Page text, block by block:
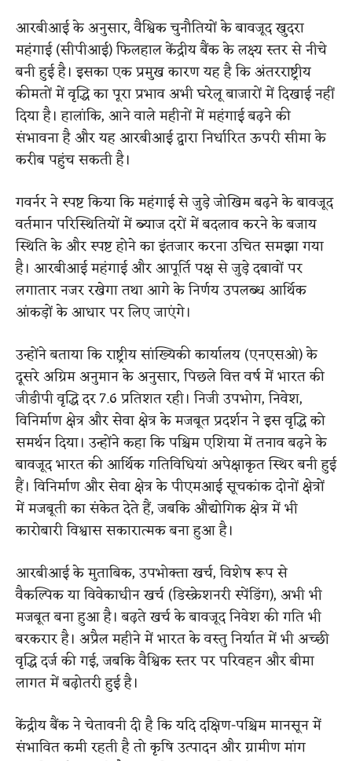
आरबीआई के अनुसार, वैश्विक चुनौतियों के बावजूद खुदरा
महंगाई (सीपीआई) फिलहाल केंद्रीय बैंक के लक्ष्य स्तर से नीचे
बनी हुई है। इसका एक प्रमुख कारण यह है कि अंतरराष्ट्रीय
कीमतों में वृद्धि का पूरा प्रभाव अभी घरेलू बाजारों में दिखाई नहीं
दिया है। हालांकि, आने वाले महीनों में महंगाई बढ़ने की
संभावना है और यह आरबीआई द्वारा निर्धारित ऊपरी सीमा के
करीब पहुंच सकती है।
गवर्नर ने स्पष्ट किया कि महंगाई से जुड़े जोखिम बढ़ने के बावजूद
वर्तमान परिस्थितियों में ब्याज दरों में बदलाव करने के बजाय
स्थिति के और स्पष्ट होने का इंतजार करना उचित समझा गया
है। आरबीआई महंगाई और आपूर्ति पक्ष से जुड़े दबावों पर
लगातार नजर रखेगा तथा आगे के निर्णय उपलब्ध आर्थिक
आंकड़ों के आधार पर लिए जाएंगे।
उन्होंने बताया कि राष्ट्रीय सांख्यिकी कार्यालय (एनएसओ) के
दूसरे अग्रिम अनुमान के अनुसार, पिछले वित्त वर्ष में भारत की
जीडीपी वृद्धि दर 7.6 प्रतिशत रही। निजी उपभोग, निवेश,
विनिर्माण क्षेत्र और सेवा क्षेत्र के मजबूत प्रदर्शन ने इस वृद्धि को
समर्थन दिया। उन्होंने कहा कि पश्चिम एशिया में तनाव बढ़ने के
बावजूद भारत की आर्थिक गतिविधियां अपेक्षाकृत स्थिर बनी हुई
हैं। विनिर्माण और सेवा क्षेत्र के पीएमआई सूचकांक दोनों क्षेत्रों
में मजबूती का संकेत देते हैं, जबकि औद्योगिक क्षेत्र में भी
कारोबारी विश्वास सकारात्मक बना हुआ है।
आरबीआई के मुताबिक, उपभोक्ता खर्च, विशेष रूप से
वैकल्पिक या विवेकाधीन खर्च (डिस्क्रेशनरी स्पेंडिंग), अभी भी
मजबूत बना हुआ है। बढ़ते खर्च के बावजूद निवेश की गति भी
बरकरार है। अप्रैल महीने में भारत के वस्तु निर्यात में भी अच्छी
वृद्धि दर्ज की गई, जबकि वैश्विक स्तर पर परिवहन और बीमा
लागत में बढ़ोतरी हुई है।
केंद्रीय बैंक ने चेतावनी दी है कि यदि दक्षिण-पश्चिम मानसून में
संभावित कमी रहती है तो कृषि उत्पादन और ग्रामीण मांग